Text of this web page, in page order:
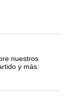
nuestros
y más.